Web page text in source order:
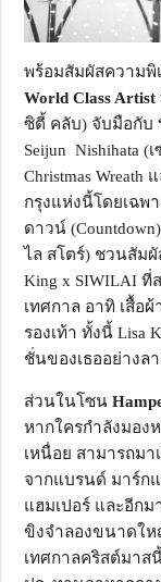
พร้อมสัมผัสความพิ
World Class Artist
ซิตี้ คลับ) จับมือกับ
Seijun Nishihata
Christmas Wreath
กรุงแห่งนี้โดยเฉพ
ดาวน์
ไล สโตร์) ชวนสัม
King x SIWILAI ที่
เทศกาล อาทิ เสื้อ
รองเท้า ทั้งนี้ Lisa
ชั่นของเธออย่างลา
ส่วนในโซน
หากใครกำลังมอง
เหนื่อย สามารถม
จากแบรนด์ มาร์ก
แฮมเปอร์ และอีก
ขิงจำลองขนาดใ
เทศกาลคริสต์มาส